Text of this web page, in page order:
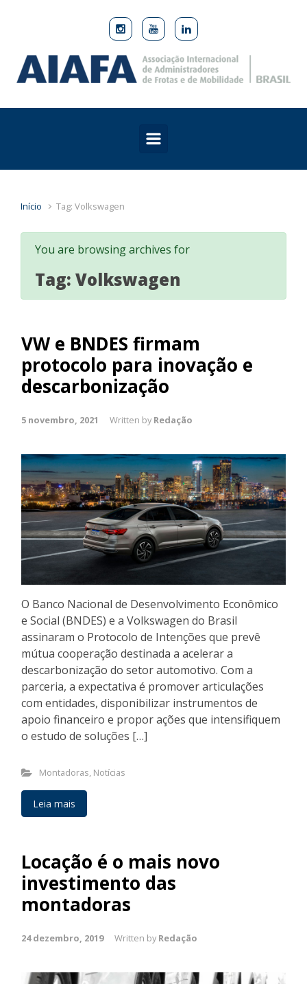
Skip to main content
Início Tag: Volkswagen
You are browsing archives for
Tag: Volkswagen
VW e BNDES firmam
protocolo para inovação e
descarbonização
5 novembro, 2021 Written by Redação
O Banco Nacional de Desenvolvimento Econômico
e Social (BNDES) e a Volkswagen do Brasil
assinaram o Protocolo de Intenções que prevê
mútua cooperação destinada a acelerar a
descarbonização do setor automotivo. Com a
parceria, a expectativa é promover articulações
com entidades, disponibilizar instrumentos de
apoio financeiro e propor ações que intensifiquem
o estudo de soluções […]
Montadoras Notícias
Leia mais
Locação é o mais novo
investimento das
montadoras
24 dezembro, 2019 Written by Redação